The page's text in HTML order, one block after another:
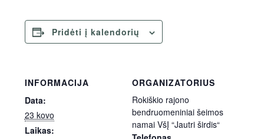
Pridėti į kalendorių
INFORMACIJA
Data:
23 kovo
Laikas:
ORGANIZATORIUS
Rokiškio rajono
bendruomeniniai šeimos
namai VšĮ “Jautri širdis“